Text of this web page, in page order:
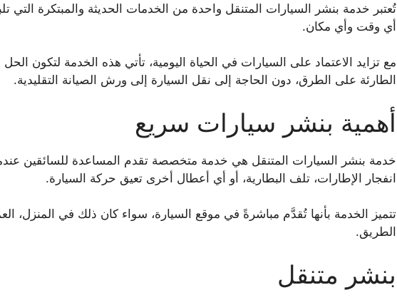
تُعتبر خدمة بنشر السيارات المتنقل واحدة من الخدمات الحديثة والمبتكرة التي
أي وقت وأي مكان.
مع تزايد الاعتماد على السيارات في الحياة اليومية، تأتي هذه الخدمة لتكون
الطارئة على الطرق، دون الحاجة إلى نقل السيارة إلى ورش الصيانة التقليدية.
أهمية بنشر سيارات سريع
خدمة بنشر السيارات المتنقل هي خدمة متخصصة تقدم المساعدة للسائقين
انفجار الإطارات، تلف البطارية، أو أي أعطال أخرى تعيق حركة السيارة.
تتميز الخدمة بأنها تُقدَّم مباشرةً في موقع السيارة، سواء كان ذلك في المنزل،
الطريق.
بنشر متنقل